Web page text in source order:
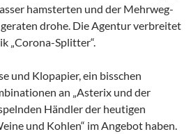
hamsterten und der Mehrweg-
drohe. Die Agentur verbreitet
„Corona-Splitter“.
und Klopapier, ein bisschen
an „Asterix und der
Händler der heutigen
und Kohlen“ im Angebot haben.